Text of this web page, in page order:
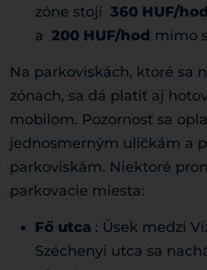
zóne stojí 360 HUF/hod
a 200 HUF/hod mimo
Na parkoviskách, ktoré sa
zónach, sa dá platiť aj
mobilom. Pozornosť sa
jednosmerným uličkám a
parkoviskám. Niektoré
parkovacie miesta:
Fő utca : Úsek medzi
Széchenyi utca sa